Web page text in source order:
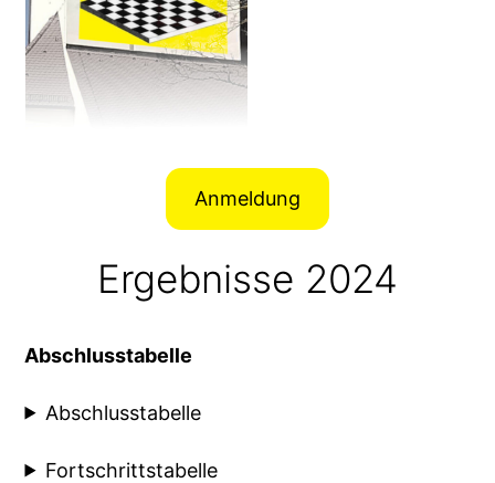
Anmeldung
Ergebnisse 2024
Abschlusstabelle
Abschlusstabelle
Fortschrittstabelle